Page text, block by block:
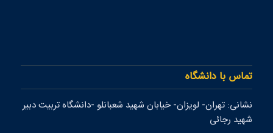
تماس با دانشگاه
نشانی: تهران- لويزان- خيابان شهيد شعبانلو -دانشگاه تربيت دبير
شهيد رجائی